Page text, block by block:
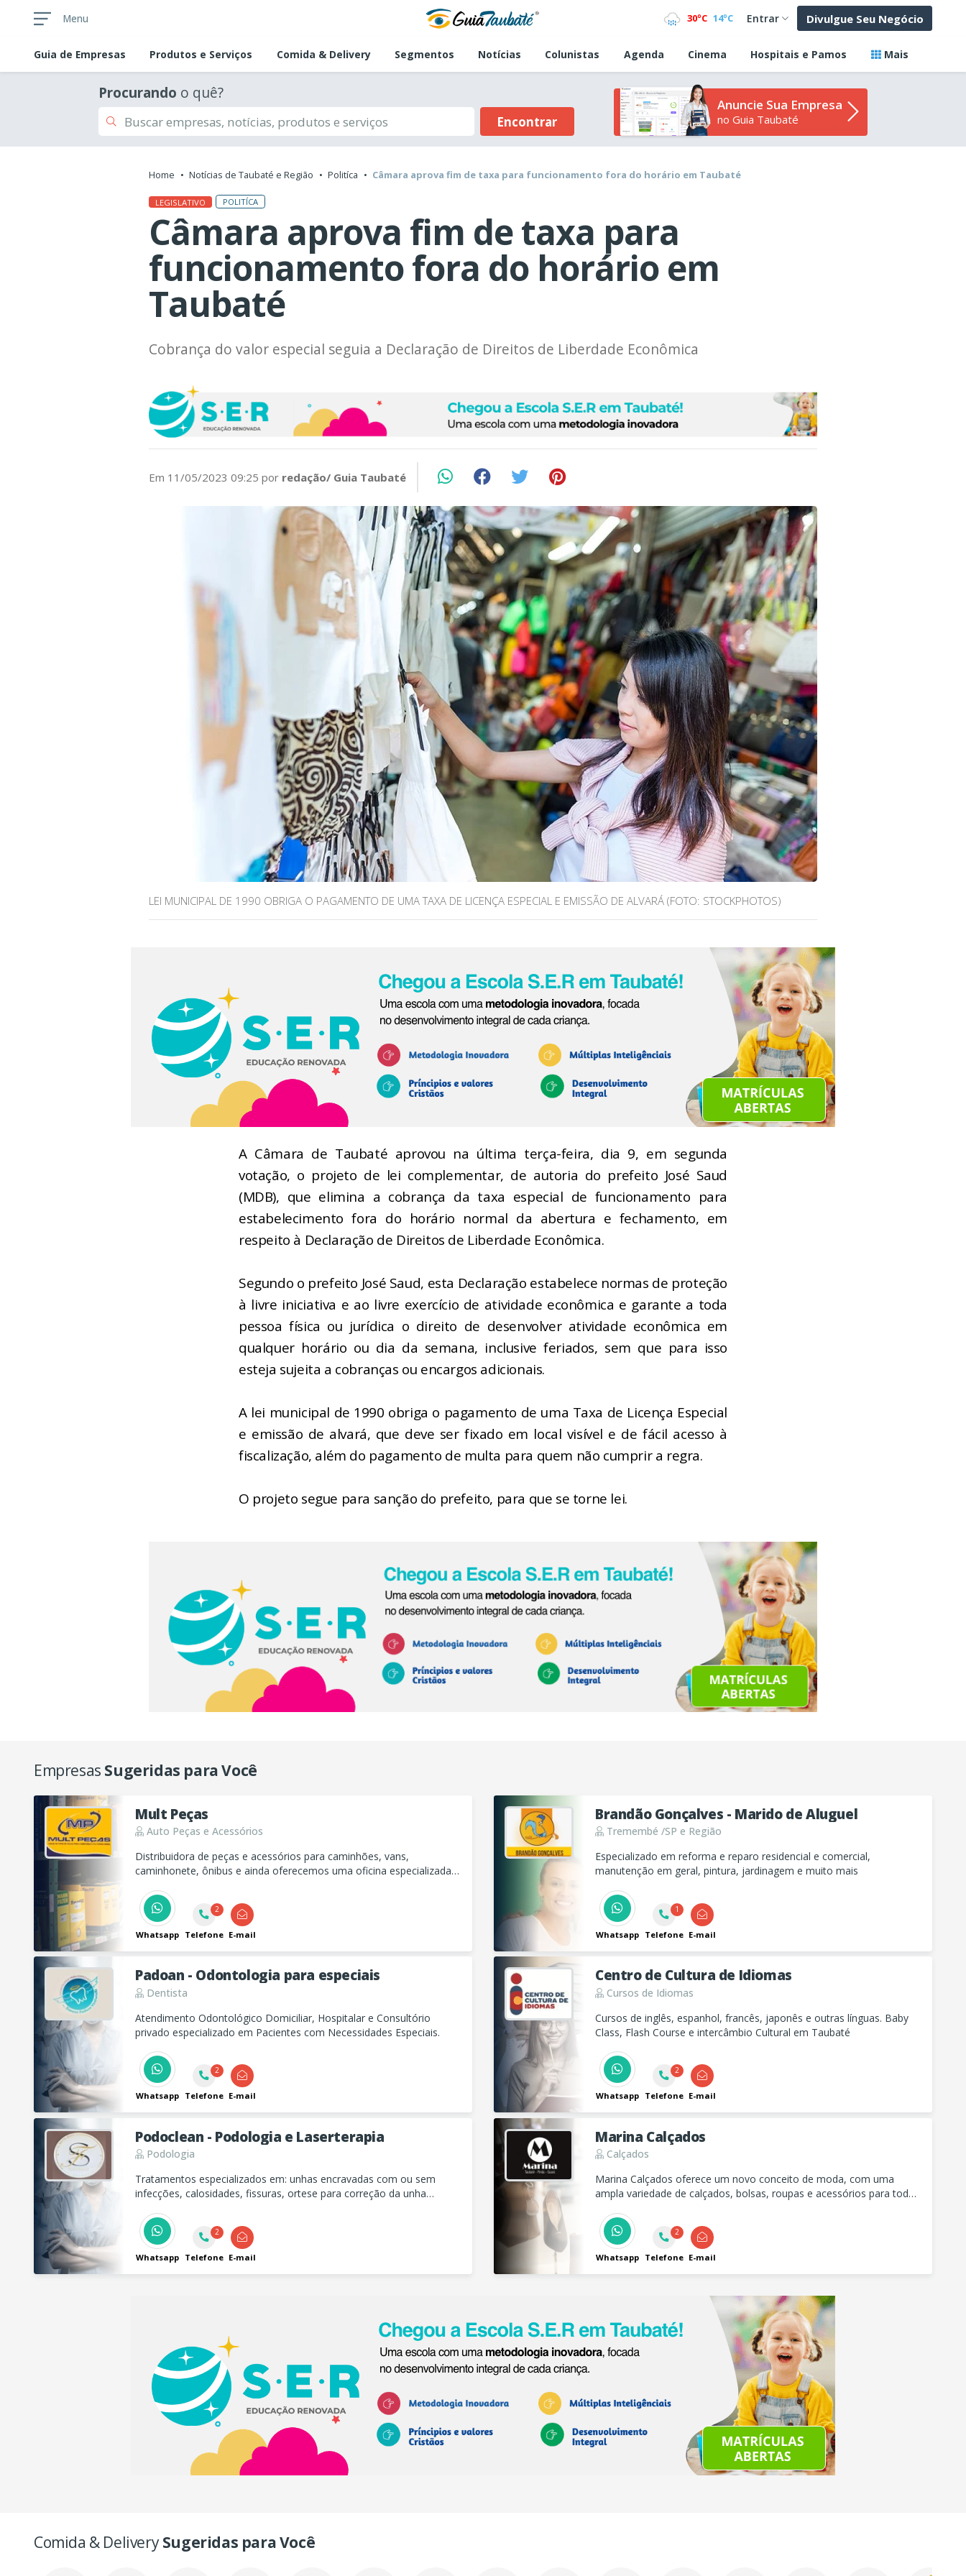
Menu 30ºC 14ºC Entrar Divulgue Seu Negócio
Guia de Empresas Produtos e Serviços Comida & Delivery Segmentos Notícias Colunistas Agenda Cinema Hospitais e Pamos Mais
Procurando o quê?
Encontrar
Anuncie Sua Empresa
no Guia Taubaté
Home Notícias de Taubaté e Região Politíca Câmara aprova fim de taxa para funcionamento fora do horário em Taubaté
LEGISLATIVO POLITÍCA
Câmara aprova fim de taxa para
funcionamento fora do horário em
Taubaté
Cobrança do valor especial seguia a Declaração de Direitos de Liberdade Econômica
Em 11/05/2023 09:25 por redação/ Guia Taubaté
LEI MUNICIPAL DE 1990 OBRIGA O PAGAMENTO DE UMA TAXA DE LICENÇA ESPECIAL E EMISSÃO DE ALVARÁ (FOTO: STOCKPHOTOS)
A Câmara de Taubaté aprovou na última terça-feira, dia 9, em segunda
votação, o projeto de lei complementar, de autoria do prefeito José Saud
(MDB), que elimina a cobrança da taxa especial de funcionamento para
estabelecimento fora do horário normal da abertura e fechamento, em
respeito à Declaração de Direitos de Liberdade Econômica.
Segundo o prefeito José Saud, esta Declaração estabelece normas de proteção
à livre iniciativa e ao livre exercício de atividade econômica e garante a toda
pessoa física ou jurídica o direito de desenvolver atividade econômica em
qualquer horário ou dia da semana, inclusive feriados, sem que para isso
esteja sujeita a cobranças ou encargos adicionais.
A lei municipal de 1990 obriga o pagamento de uma Taxa de Licença Especial
e emissão de alvará, que deve ser fixado em local visível e de fácil acesso à
fiscalização, além do pagamento de multa para quem não cumprir a regra.
O projeto segue para sanção do prefeito, para que se torne lei.
Empresas Sugeridas para Você
Mult Peças
Auto Peças e Acessórios
Distribuidora de peças e acessórios para caminhões, vans,
caminhonete, ônibus e ainda oferecemos uma oficina especializada
Whatsapp
2
Telefone E-mail
Brandão Gonçalves - Marido de Aluguel
Tremembé /SP e Região
Especializado em reforma e reparo residencial e comercial,
manutenção em geral, pintura, jardinagem e muito mais
Whatsapp
1
Telefone E-mail
Padoan - Odontologia para especiais
Dentista
Atendimento Odontológico Domiciliar, Hospitalar e Consultório
privado especializado em Pacientes com Necessidades Especiais.
Whatsapp
2
Telefone E-mail
Centro de Cultura de Idiomas
Cursos de Idiomas
Cursos de inglês, espanhol, francês, japonês e outras línguas. Baby
Class, Flash Course e intercâmbio Cultural em Taubaté
Whatsapp
2
Telefone E-mail
Podoclean - Podologia e Laserterapia
Podologia
Tratamentos especializados em: unhas encravadas com ou sem
infecções, calosidades, fissuras, ortese para correção da unha
Whatsapp
2
Telefone E-mail
Marina Calçados
Calçados
Marina Calçados oferece um novo conceito de moda, com uma
ampla variedade de calçados, bolsas, roupas e acessórios para todos
Whatsapp
2
Telefone E-mail
Comida & DeliverySugeridas para Você